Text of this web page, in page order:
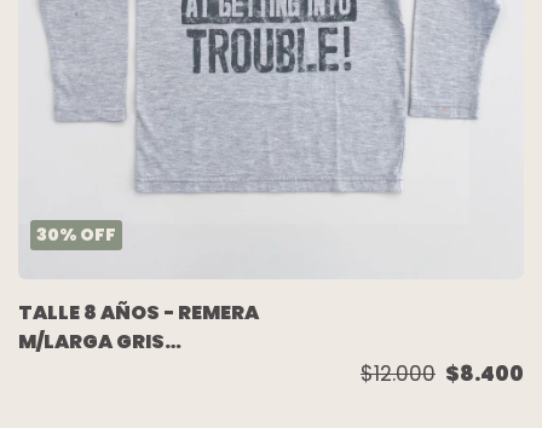
30% OFF
TALLE 8 AÑOS - REMERA
M/LARGA GRIS
$12.000 $8.400